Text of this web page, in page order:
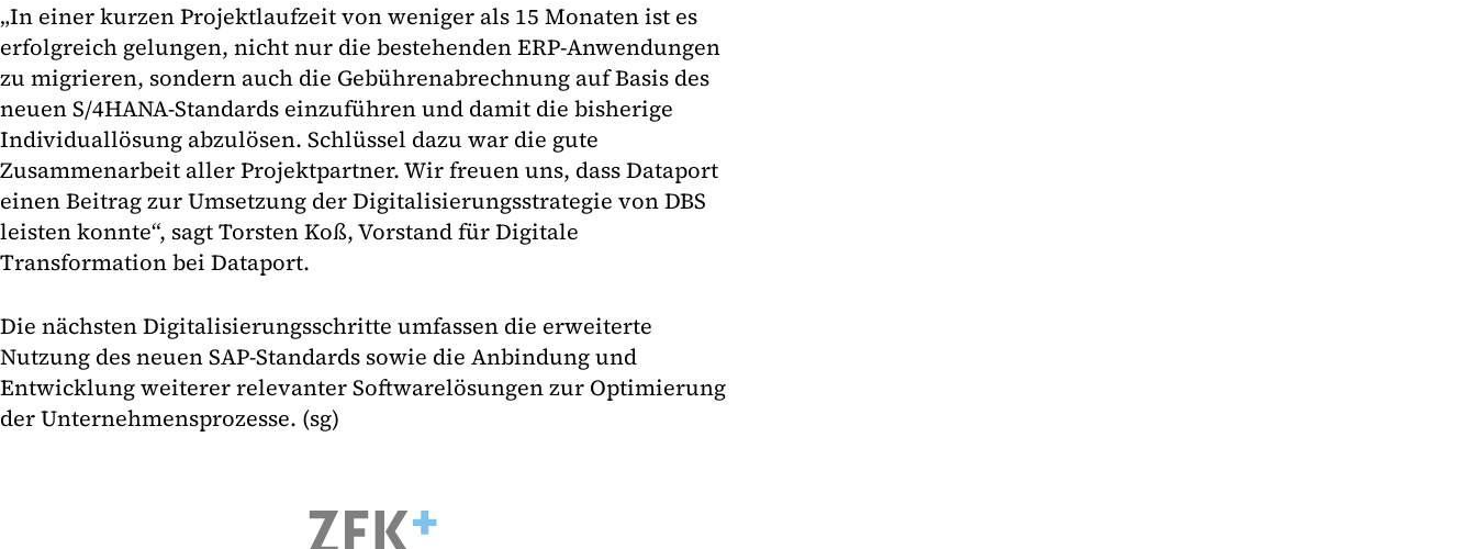
„In einer kurzen Projektlaufzeit von weniger als 15 Monaten ist es
erfolgreich gelungen, nicht nur die bestehenden ERP-Anwendungen
zu migrieren, sondern auch die Gebührenabrechnung auf Basis des
neuen S/4HANA-Standards einzuführen und damit die bisherige
Individuallösung abzulösen. Schlüssel dazu war die gute
Zusammenarbeit aller Projektpartner. Wir freuen uns, dass Dataport
einen Beitrag zur Umsetzung der Digitalisierungsstrategie von DBS
leisten konnte“, sagt Torsten Koß, Vorstand für Digitale
Transformation bei Dataport.
Die nächsten Digitalisierungsschritte umfassen die erweiterte
Nutzung des neuen SAP-Standards sowie die Anbindung und
Entwicklung weiterer relevanter Softwarelösungen zur Optimierung
der Unternehmensprozesse. (sg)